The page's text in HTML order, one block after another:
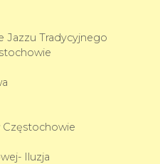
Jazzu Tradycyjnego
Częstochowie
Iluzja